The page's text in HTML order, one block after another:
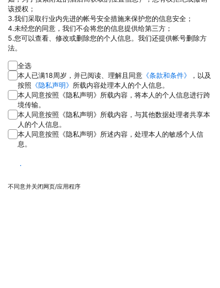
该授权；
3.我们采取行业内先进的帐号安全措施来保护您的信息安全；
4.未经您的同意，我们不会将您的信息提供给第三方；
5.您可以查看、修改或删除您的个人信息。我们还提供帐号删除方
法。
全选
本人已满18周岁，并已阅读、理解且同意 《条款和条件》
，以及
按照 《隐私声明》 所载内容处理本人的个人信息。
本人同意按照《隐私声明》所载内容，将本人的个人信息进行跨
境传输。
本人同意按照《隐私声明》所载内容，与其他数据处理者共享本
人的个人信息。
本人同意按照《隐私声明》所述内容，处理本人的敏感个人信
息。
同意
不同意并关闭网页/应用程序